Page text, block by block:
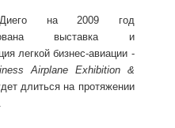
на 2009 год
выставка и
легкой бизнес-авиации -
Airplane Exhibition &
длиться на протяжении